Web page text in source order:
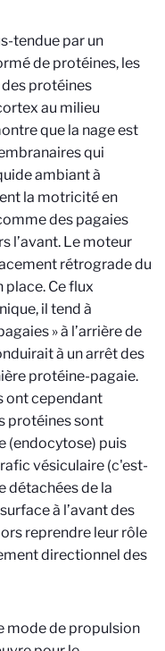
tendue par un
de protéines, les
protéines
au milieu
que la nage est
qui
ambiant à
la motricité en
des pagaies
l’avant. Le moteur
rétrograde du
place. Ce flux
il tend à
» à l’arrière de
à un arrêt des
protéine-pagaie.
ont cependant
protéines sont
(endocytose) puis
vésiculaire (c'est-
détachées de la
à l’avant des
reprendre leur rôle
directionnel des
mode de propulsion